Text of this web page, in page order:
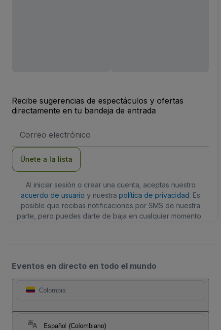
Recibe sugerencias de espectáculos y ofertas
directamente en tu bandeja de entrada
de
Únete a la lista
Al iniciar sesión o crear una cuenta, aceptas nuestro
acuerdo de usuario y nuestra política de privacidad. Es
posible que recibas notificaciones por SMS de nuestra
parte, pero puedes darte de baja en cualquier momento.
Eventos en directo en todo el mundo
Colombia
Español (Colombiano)